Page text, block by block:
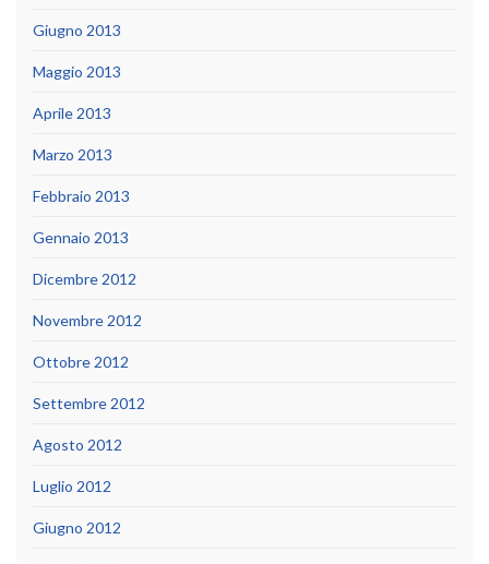
Giugno 2013
Maggio 2013
Aprile 2013
Marzo 2013
Febbraio 2013
Gennaio 2013
Dicembre 2012
Novembre 2012
Ottobre 2012
Settembre 2012
Agosto 2012
Luglio 2012
Giugno 2012